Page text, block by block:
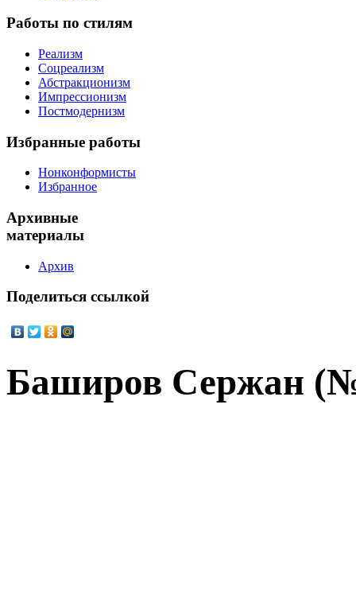
Работы по стилям
Реализм
Соцреализм
Абстракционизм
Импрессионизм
Постмодернизм
Избранные работы
Нонконформисты
Избранное
Архивные
материалы
Архив
Поделиться ссылкой
Баширов Сержан